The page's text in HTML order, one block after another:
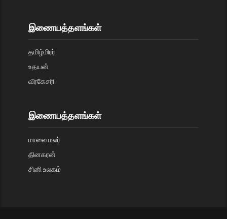
இணையத்தளங்கள்
தமிழ்மிரர்
உதயன்
வீரகேசரி
இணையத்தளங்கள்
மாலை மலர்
தினகரன்
சினி உலகம்